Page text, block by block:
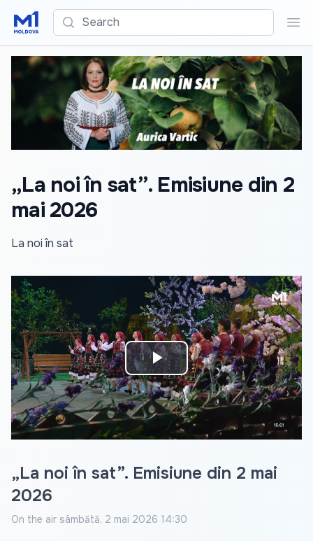
Search
„La noi în sat”. Emisiune din 2
mai 2026
La noi în sat
Play
Video
„La noi în sat”. Emisiune din 2 mai
2026
On the air sâmbătă, 2 mai 2026 14:30